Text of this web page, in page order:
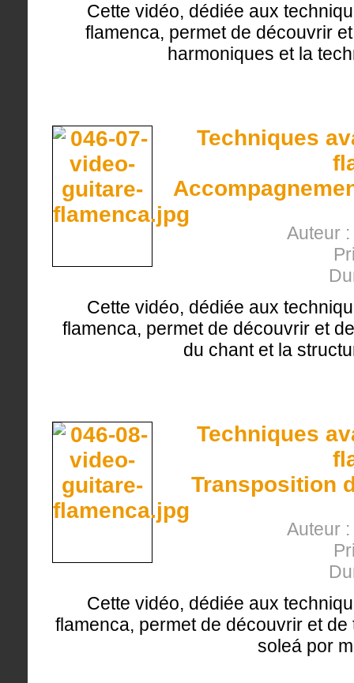
Cette vidéo, dédiée aux
flamenca, permet de découvrir
harmoniques et la
Techniques
Auteur
Cette vidéo, dédiée aux
flamenca, permet de découvrir et
du chant et la
Techniques
Transposition
Auteur
Cette vidéo, dédiée aux
flamenca, permet de découvrir et
soleá por